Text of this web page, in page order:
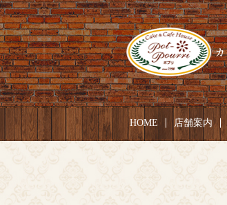
HOME 店舗案内